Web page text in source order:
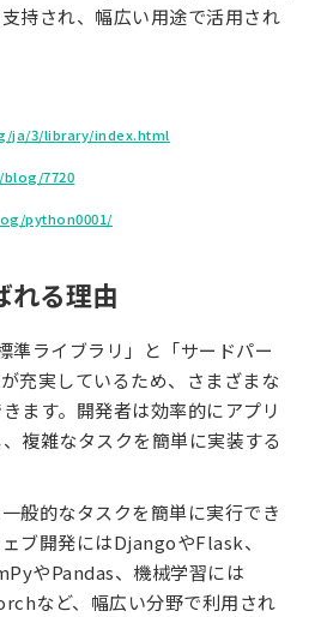
持され、幅広い用途で活用され
ja/3/library/index.html
7720
python0001/
る理由
ライブラリ」と「サードパー
充実しているため、さまざまな
ます。開発者は効率的にアプリ
複雑なタスクを簡単に実装する
般的なタスクを簡単に実行でき
ブ開発にはDjangoやFlask、
やPandas、機械学習には
など、幅広い分野で利用され